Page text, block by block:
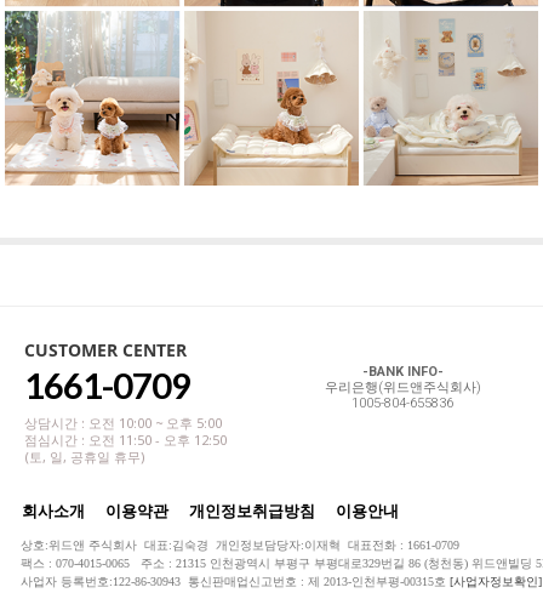
CUSTOMER CENTER
1661-0709
상담시간 : 오전 10:00 ~ 오후 5:00
점심시간 : 오전 11:50 - 오후 12:50
(토, 일, 공휴일 휴무)
-BANK INFO-
우리은행(위드앤주식회사)
1005-804-655836
회사소개 이용약관 개인정보취급방침 이용안내
상호:위드앤 주식회사 대표:김숙경 개인정보담당자:이재혁 대표전화 : 1661-0709
팩스 : 070-4015-0065 주소 : 21315 인천광역시 부평구 부평대로329번길 86 (청천동) 위드앤빌딩
사업자 등록번호:122-86-30943 통신판매업신고번호 : 제 2013-인천부평-00315호 [사업자정보확인]